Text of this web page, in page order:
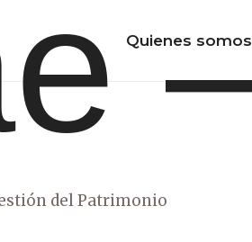
Quienes somos
del Patrimonio